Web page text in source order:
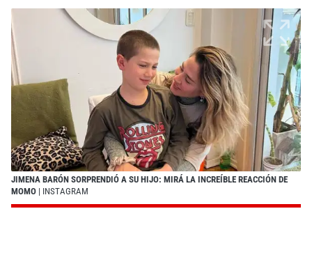
JIMENA BARÓN SORPRENDIÓ A SU HIJO: MIRÁ LA INCREÍBLE REACCIÓN DE
MOMO | INSTAGRAM